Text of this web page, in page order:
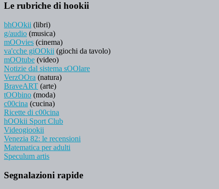
Le rubriche di hookii
bhOOkii (libri)
g/audio (musica)
mOOvies (cinema)
va'cche giOOkii (giochi da tavolo)
mOOtube (video)
Notizie dal sistema sOOlare
VerzOOra (natura)
BraveART (arte)
tOObino (moda)
c00cina (cucina)
Ricette di c00cina
hOOkii Sport Club
Videogiookii
Venezia 82: le recensioni
Matematica per adulti
Speculum artis
Segnalazioni rapide